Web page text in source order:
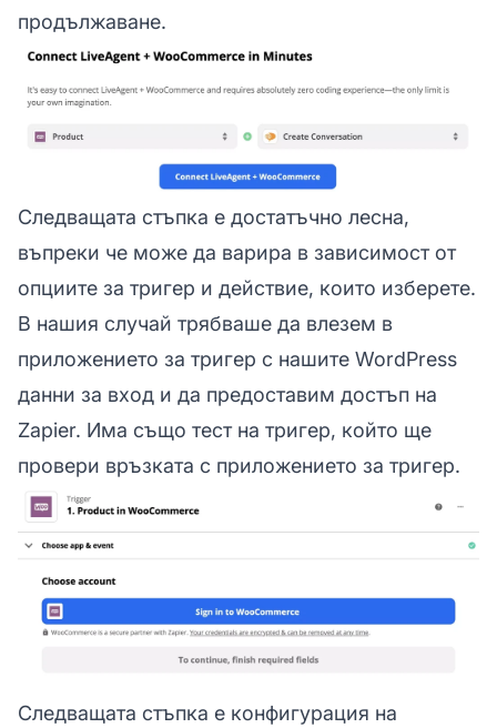
продължаване.
Следващата стъпка е достатъчно лесна,
въпреки че може да варира в зависимост от
опциите за тригер и действие, които изберете.
В нашия случай трябваше да влезем в
приложението за тригер с нашите WordPress
данни за вход и да предоставим достъп на
Zapier. Има също тест на тригер, който ще
провери връзката с приложението за тригер.
Следващата стъпка е конфигурация на